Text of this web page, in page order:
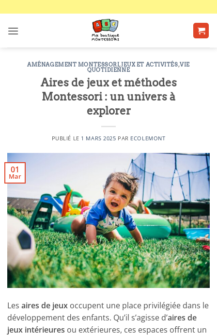
contenu
AMÉNAGEMENT MONTESSORI,JEUX ET ACTIVITÉS,VIE
QUOTIDIENNE
Aires de jeux et méthodes
Montessori : un univers à
explorer
PUBLIÉ LE 1 MARS 2025 PAR ECOLEMONT
01
Mar
Les aires de jeux occupent une place privilégiée dans le
développement des enfants. Qu’il s’agisse d’aires de
jeux intérieures ou extérieures, ces espaces offrent un